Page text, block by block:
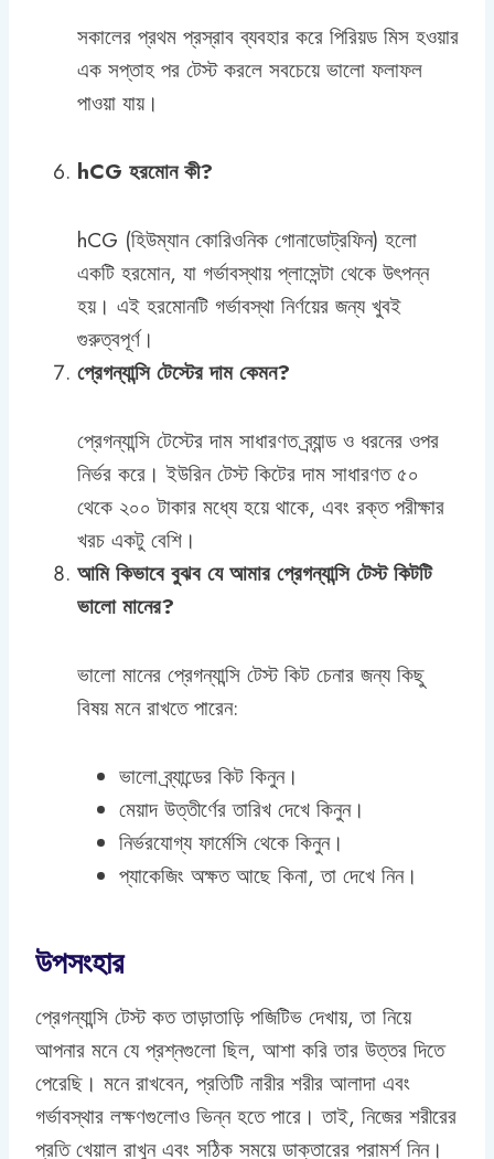
সকালের প্রথম প্রস্রাব ব্যবহার করে পিরিয়ড মিস হওয়ার
এক সপ্তাহ পর টেস্ট করলে সবচেয়ে ভালো ফলাফল
পাওয়া যায়।
hCG হরমোন কী?
hCG (হিউম্যান কোরিওনিক গোনাডোট্রফিন) হলো
একটি হরমোন, যা গর্ভাবস্থায় প্লাসেন্টা থেকে উৎপন্ন
হয়। এই হরমোনটি গর্ভাবস্থা নির্ণয়ের জন্য খুবই
গুরুত্বপূর্ণ।
প্রেগন্যান্সি টেস্টের দাম কেমন?
প্রেগন্যান্সি টেস্টের দাম সাধারণত ব্র্যান্ড ও ধরনের ওপর
নির্ভর করে। ইউরিন টেস্ট কিটের দাম সাধারণত ৫০
থেকে ২০০ টাকার মধ্যে হয়ে থাকে, এবং রক্ত পরীক্ষার
খরচ একটু বেশি।
আমি কিভাবে বুঝব যে আমার প্রেগন্যান্সি টেস্ট কিটটি
ভালো মানের?
ভালো মানের প্রেগন্যান্সি টেস্ট কিট চেনার জন্য কিছু
বিষয় মনে রাখতে পারেন:
ভালো ব্র্যান্ডের কিট কিনুন।
মেয়াদ উত্তীর্ণের তারিখ দেখে কিনুন।
নির্ভরযোগ্য ফার্মেসি থেকে কিনুন।
প্যাকেজিং অক্ষত আছে কিনা, তা দেখে নিন।
উপসংহার
প্রেগন্যান্সি টেস্ট কত তাড়াতাড়ি পজিটিভ দেখায়, তা নিয়ে
আপনার মনে যে প্রশ্নগুলো ছিল, আশা করি তার উত্তর দিতে
পেরেছি। মনে রাখবেন, প্রতিটি নারীর শরীর আলাদা এবং
গর্ভাবস্থার লক্ষণগুলোও ভিন্ন হতে পারে। তাই, নিজের শরীরের
প্রতি খেয়াল রাখুন এবং সঠিক সময়ে ডাক্তারের পরামর্শ নিন।